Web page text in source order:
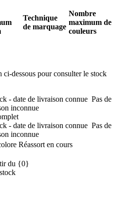
Technique
de marquage
Nombre
maximum de
couleurs
ci-dessous pour consulter le stock
- date de livraison connue Pas de
inconnue
- date de livraison connue Pas de
inconnue
Réassort en cours
du {0}